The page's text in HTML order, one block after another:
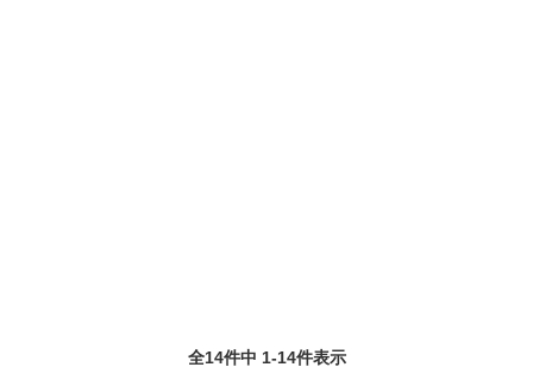
全14件中 1-14件表示